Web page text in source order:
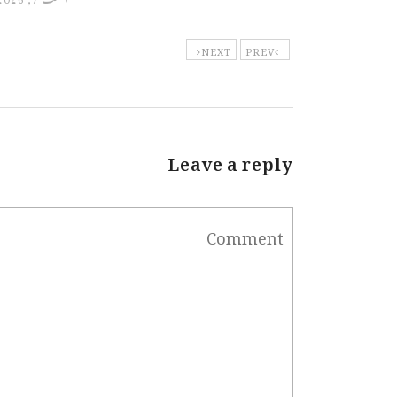
PREV
NEXT
Leave a reply